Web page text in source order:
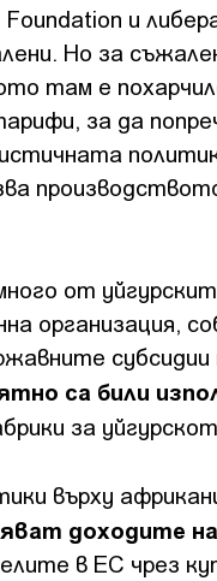
и
Но за
там е
за да
от
организация,
субсидии
са били
за
върху
доходите
в ЕС чрез